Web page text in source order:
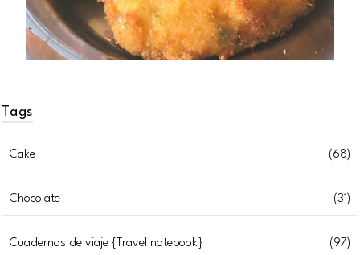
Tags
Cake (68)
Chocolate (31)
Cuadernos de viaje {Travel notebook} (97)